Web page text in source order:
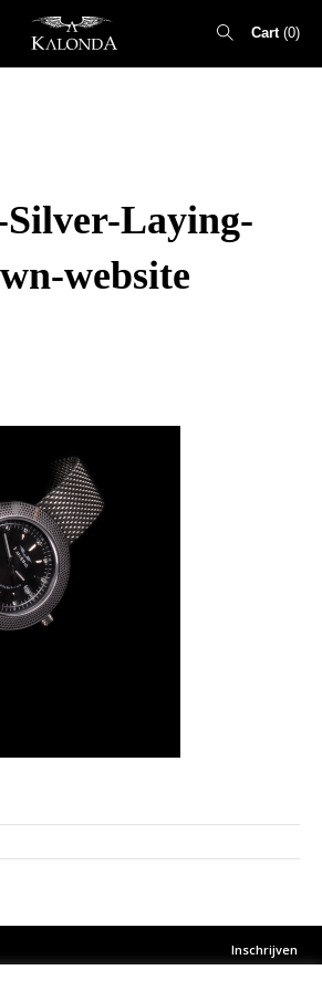
Cart 0
Laying-
website
Inschrijven